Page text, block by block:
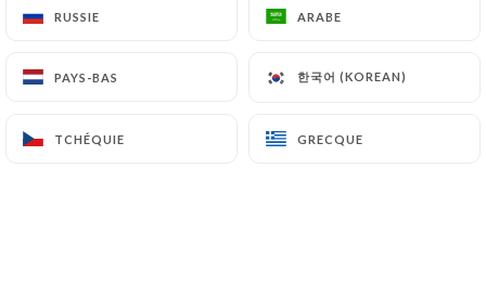
RUSSIE ARABE
PAYS-BAS 한국어 (KOREAN)
TCHÉQUIE GRECQUE
RUSSIE ARABE
PAYS-BAS 한국어 (KOREAN)
TCHÉQUIE GRECQUE